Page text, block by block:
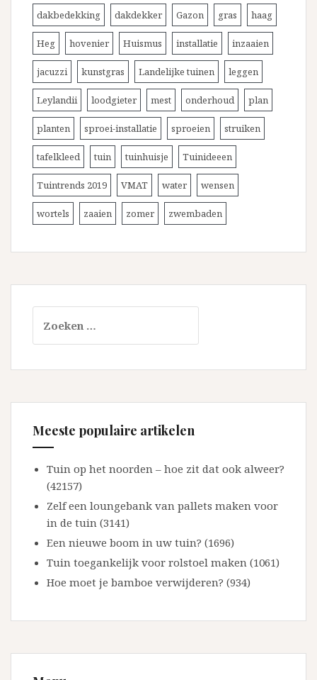
dakbedekking dakdekker Gazon gras haag
Heg hovenier Huismus installatie inzaaien
jacuzzi kunstgras Landelijke tuinen leggen
Leylandii loodgieter mest onderhoud plan
planten sproei-installatie sproeien struiken
tafelkleed tuin tuinhuisje Tuinideeen
Tuintrends 2019 VMAT water wensen
wortels zaaien zomer zwembaden
naar:
Meeste populaire artikelen
Tuin op het noorden – hoe zit dat ook alweer?
(42157)
Zelf een loungebank van pallets maken voor
in de tuin (3141)
Een nieuwe boom in uw tuin? (1696)
Tuin toegankelijk voor rolstoel maken (1061)
Hoe moet je bamboe verwijderen? (934)